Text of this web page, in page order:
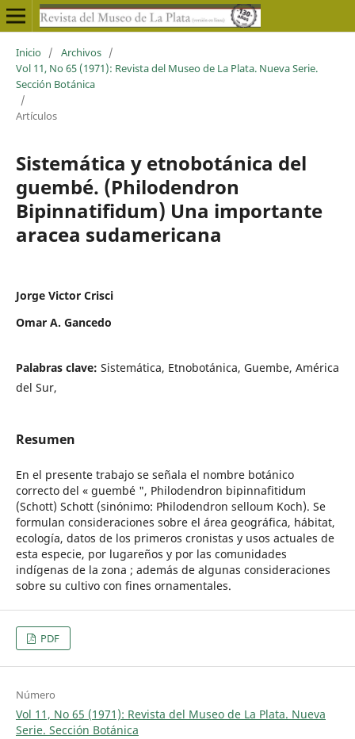
Inicio / Archivos /
Vol 11, No 65 (1971): Revista del Museo de La Plata. Nueva Serie.
Sección Botánica
/
Artículos
Sistemática y etnobotánica del
guembé. (Philodendron
Bipinnatifidum) Una importante
aracea sudamericana
Jorge Victor Crisci
Omar A. Gancedo
Palabras clave: Sistemática, Etnobotánica, Guembe, América
del Sur,
Resumen
En el presente trabajo se señala el nombre botánico
correcto del « guembé ", Philodendron bipinnafitidum
(Schott) Schott (sinónimo: Philodendron selloum Koch). Se
formulan consideraciones sobre el área geográfica, hábitat,
ecología, datos de los primeros cronistas y usos actuales de
esta especie, por lugareños y por las comunidades
indígenas de la zona ; además de algunas consideraciones
sobre su cultivo con fines ornamentales.
PDF
Número
Vol 11, No 65 (1971): Revista del Museo de La Plata. Nueva
Serie. Sección Botánica